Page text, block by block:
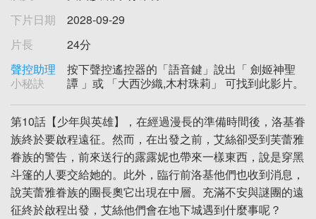
下片日期
2028-09-29
片長
24分
聲控助理
小秘訣
按下聲控遙控器的「語音鍵」說出「 劍姬神聖
譚 」或 「大西沙織,木村珠莉」 可找到此影片。
第10話【少年與英雄】，在經過漫長的準備時間後，洛基眷
族終於要啟程遠征。然而，在出發之前，艾絲卻受到芙蕾雅
眷族的警告，前來送行的露露妮也帶來一樣東西，說是穿黑
斗篷的人要交給她的。此外，臨行前洛基他們也收到消息，
說芙蕾雅眷族的團長奧它出現在中層。充滿不安與謎團的遠
征終於啟程出發，艾絲他們會在地下城遇到什麼事呢？